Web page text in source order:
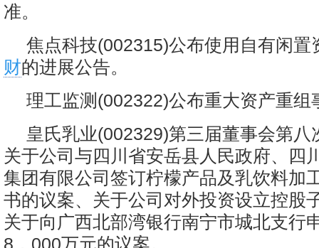
准。
焦点科技(002315)公布使用自有闲置
财的进展公告。
理工监测(002322)公布重大资产重组
皇氏乳业(002329)第三届董事会第八
关于公司与四川省安岳县人民政府、四
集团有限公司签订柠檬产品及乳饮料加
书的议案、关于公司对外投资设立控股
关于向广西北部湾银行南宁市城北支行
8，000万元的议案。